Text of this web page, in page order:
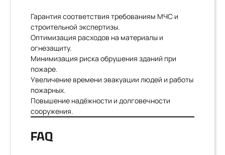
Гарантия соответствия требованиям МЧС и
строительной экспертизы.
Оптимизация расходов на материалы и
огнезащиту.
Минимизация риска обрушения зданий при
пожаре.
Увеличение времени эвакуации людей и работы
пожарных.
Повышение надёжности и долговечности
сооружения.
FAQ